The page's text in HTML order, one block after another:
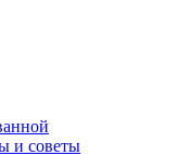
и советы